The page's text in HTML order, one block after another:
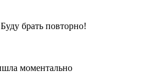
брать повторно!
моментально